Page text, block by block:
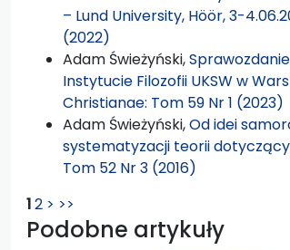
– Lund University, Höör, 3-
(2022)
Adam Świeżyński,
Instytucie Filozofii UKSW w
Christianae: Tom 59 Nr 1 (2023)
Adam Świeżyński,Od idei
systematyzacji teorii
Tom 52 Nr 3 (2016)
12 > >>
Podobne artykuły